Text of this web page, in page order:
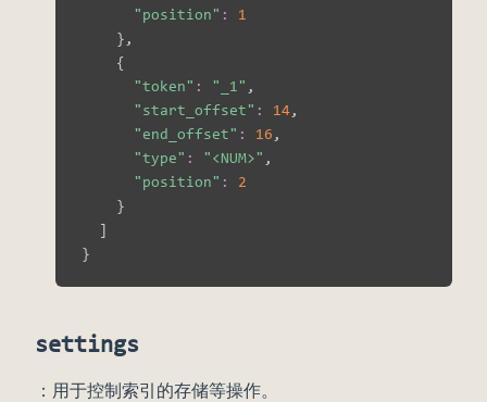
"position" :
1
} ,
{
"token" : "_1" ,
"start_offset" : 14,
"end_offset" : 16 ,
"type" : "<NUM>" ,
"position" :
2
}
]
}
settings
：用于控制索引的存储等操作。